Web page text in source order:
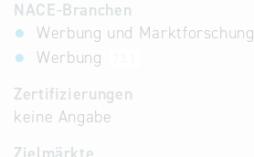
NACE-Branchen
Werbung und Marktforschung
Werbung
Zertifizierungen
keine Angabe